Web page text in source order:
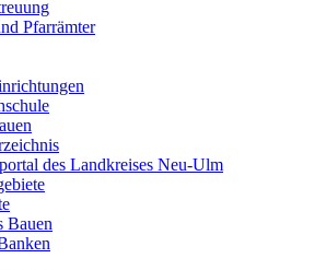
Pfarrämter
des Landkreises Neu-Ulm
Bauen